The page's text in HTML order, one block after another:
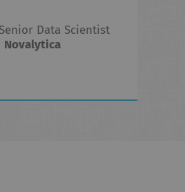
Data Scientist
Novalytica